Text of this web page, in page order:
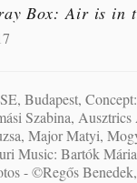
Box: Air is in
Budapest,
Szabina,
Major Matyi,
Music: Bartók
- ©Regős